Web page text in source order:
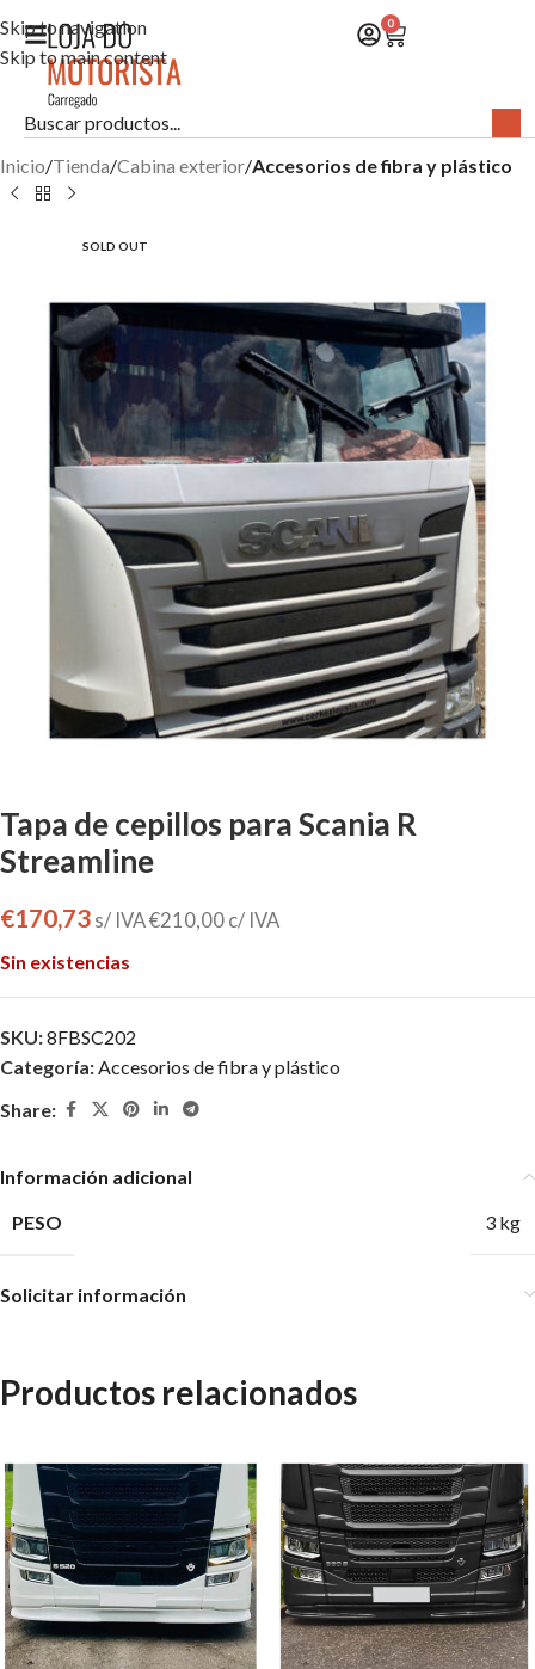
Skip to navigation
Skip to main content
0
Inicio Tienda Cabina exterior Accesorios de fibra y plástico
SOLD OUT
Tapa de cepillos para Scania R
Streamline
€170,73 s/ IVA€210,00 c/ IVA
Sin existencias
SKU:8FBSC202
Categoría:Accesorios de fibra y plástico
Share:
Información adicional
PESO
3 kg
Solicitar información
Productos relacionados